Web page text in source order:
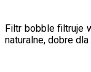
Filtr bobble filtruje
naturalne, dobre